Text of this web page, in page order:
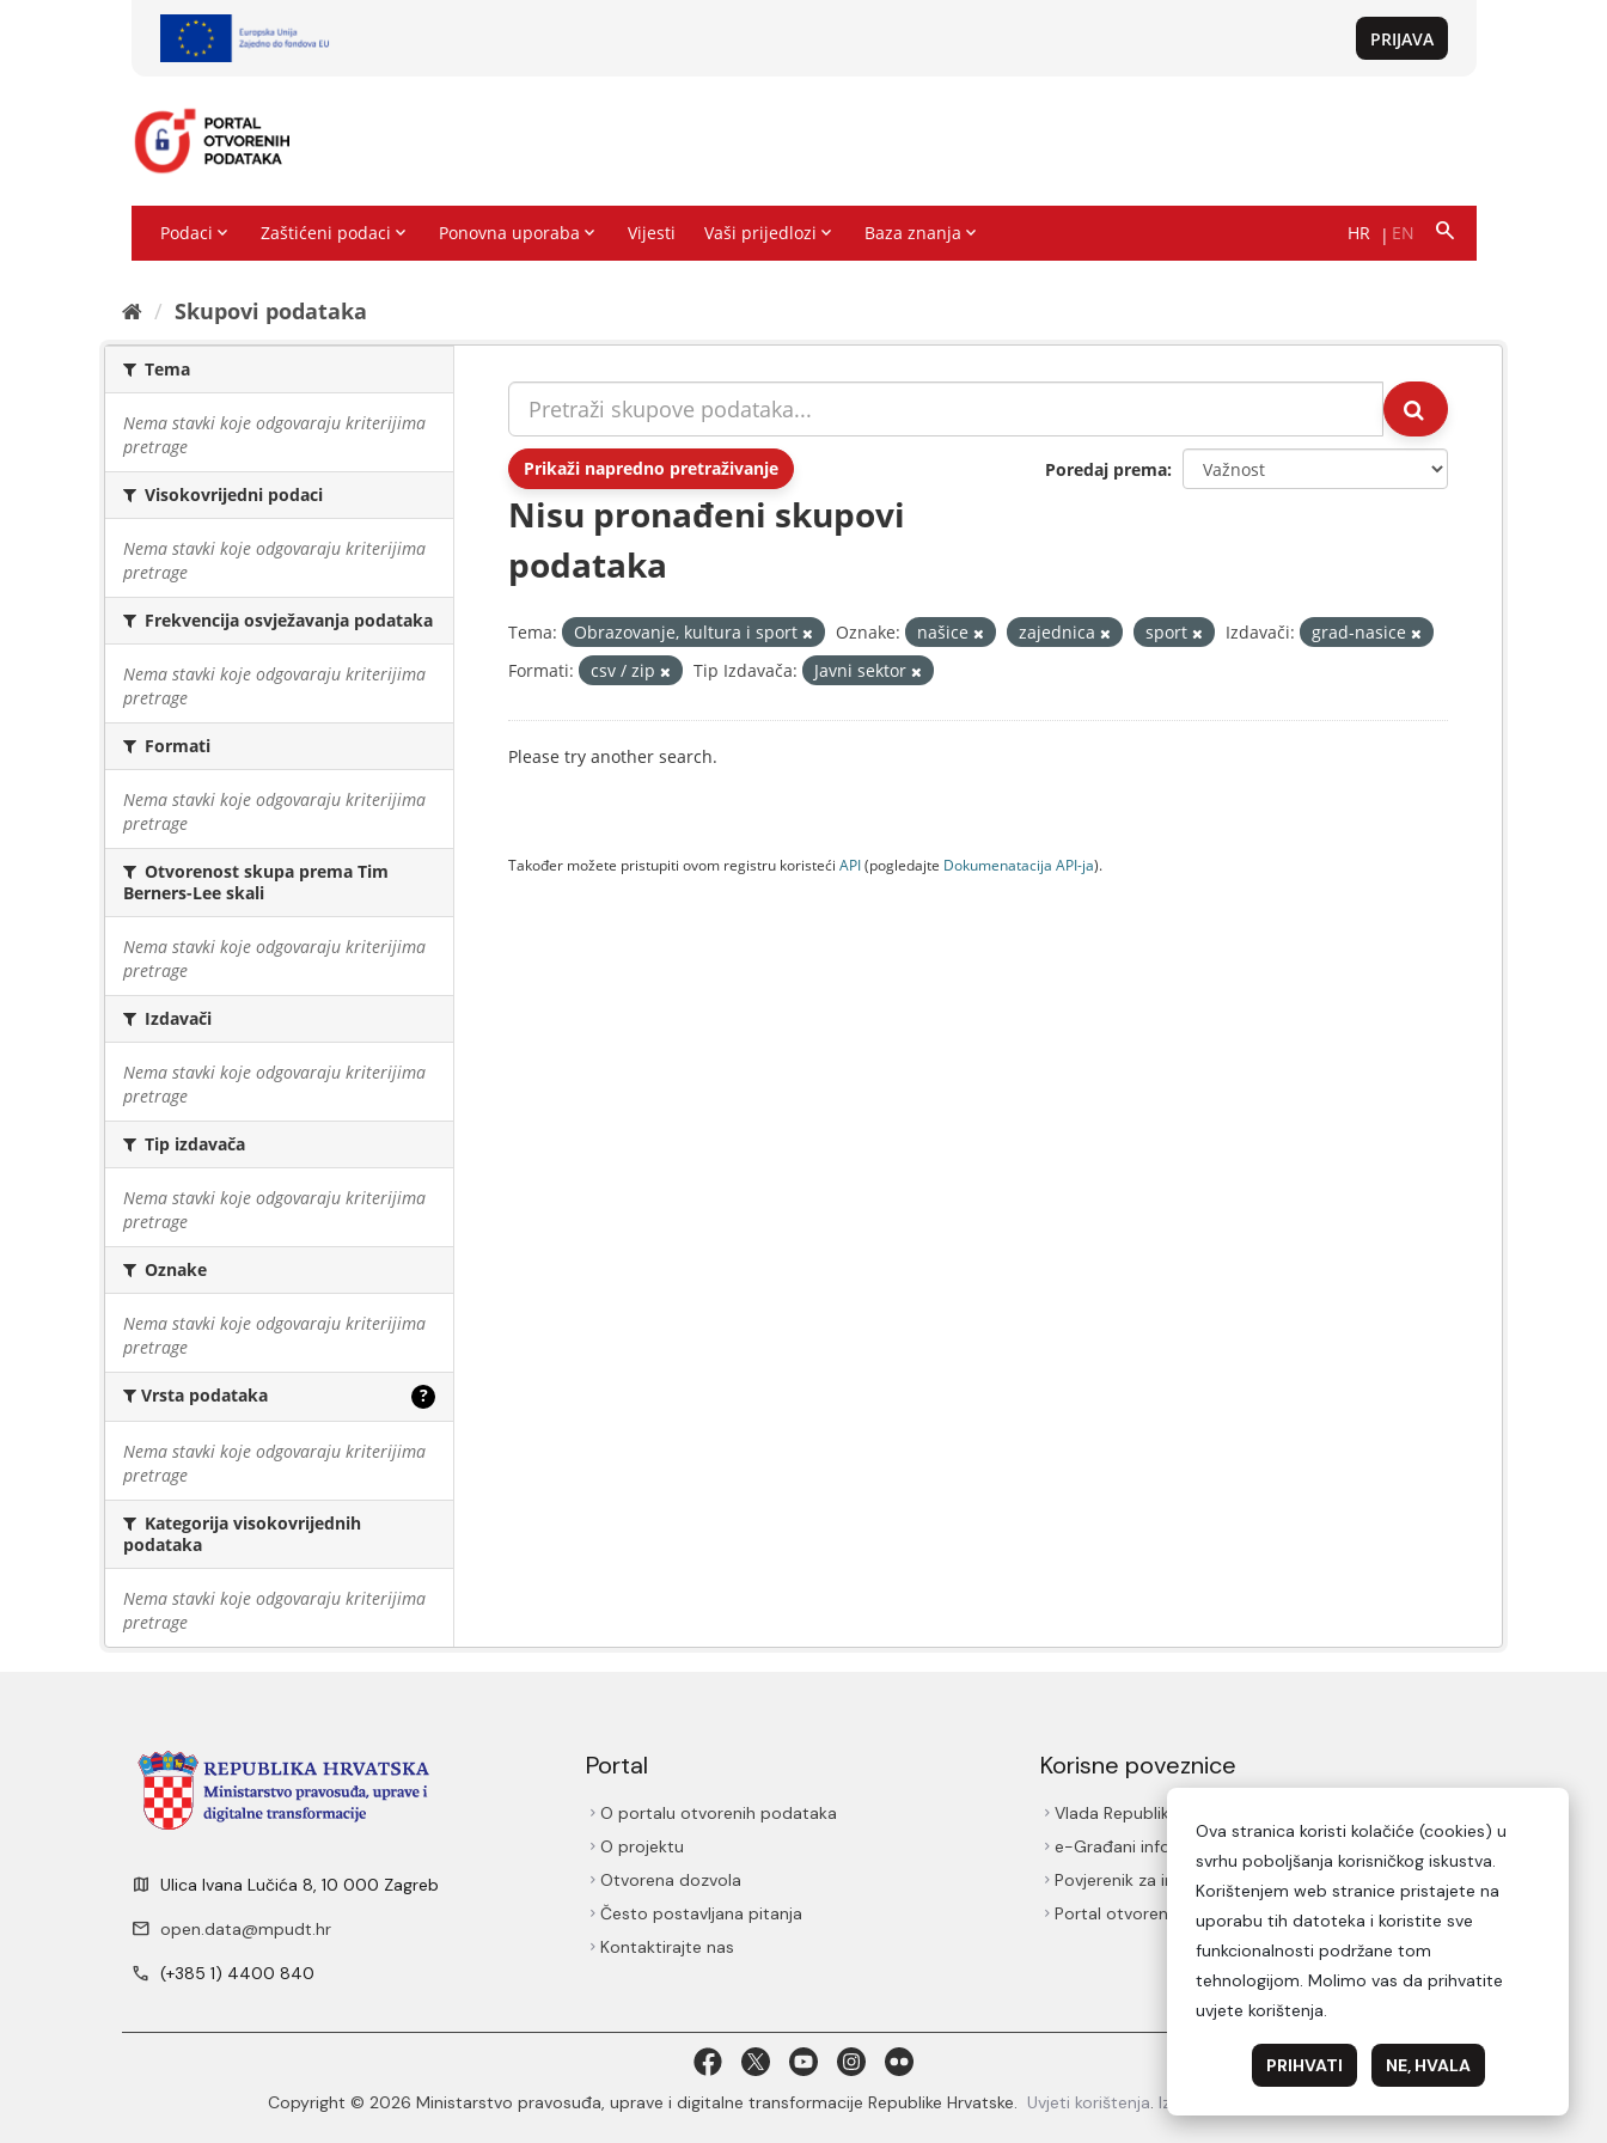
Skupovi podаtаkа
Tema
Nema stavki koje odgovaraju kriterijima
pretrage
Visokovrijedni podaci
Nema stavki koje odgovaraju kriterijima
pretrage
Frekvencija osvježavanja podataka
Nema stavki koje odgovaraju kriterijima
pretrage
Formati
Nema stavki koje odgovaraju kriterijima
pretrage
Otvorenost skupa prema Tim
Berners-Lee skali
Nema stavki koje odgovaraju kriterijima
pretrage
Izdavači
Nema stavki koje odgovaraju kriterijima
pretrage
Tip izdavača
Nema stavki koje odgovaraju kriterijima
pretrage
Oznake
Nema stavki koje odgovaraju kriterijima
pretrage
Vrsta podataka ?
Nema stavki koje odgovaraju kriterijima
pretrage
Kategorija visokovrijednih
podataka
Nema stavki koje odgovaraju kriterijima
pretrage
Prikaži napredno pretraživanje Poredaj prema
Nisu pronađeni skupovi
podataka
Tema: Obrazovanje, kultura i sport Oznake: našice zajednica sport Izdavači:
grad-nasice
Formati:
csv / zip Tip Izdavača: Javni sektor
Please try another search.
Također možete pristupiti ovom registru koristeći API(pogledajte Dokumenаtаcijа API-jа).